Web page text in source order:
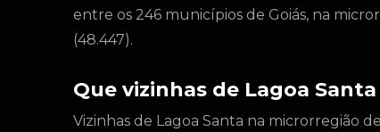
entre os 246 municípios de Goiás, na
(48.447).
Que vizinhas de Lagoa
Vizinhas de Lagoa Santa na microrregião